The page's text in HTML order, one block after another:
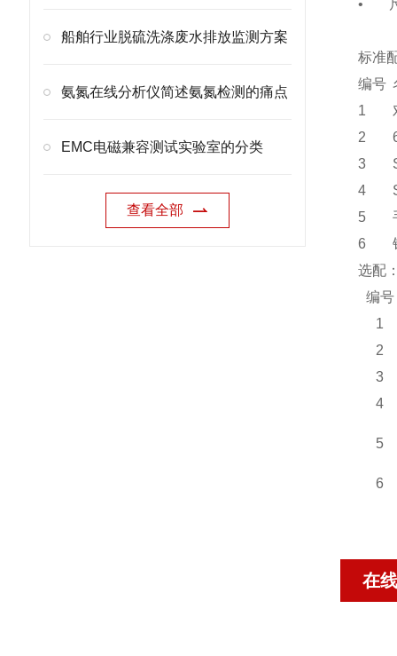
船舶行业脱硫洗涤废水排放监测方案
氨氮在线分析仪简述氨氮检测的痛点
EMC电磁兼容测试实验室的分类
查看全部
•
标准
编号
1
2
3
4
5
6
选配
编号
1
2
3
4
5
6
在